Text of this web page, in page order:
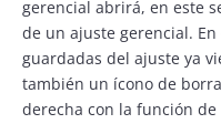
gerencial abrirá, en este
de un ajuste gerencial.
guardadas del ajuste ya
también un ícono de
derecha con la función